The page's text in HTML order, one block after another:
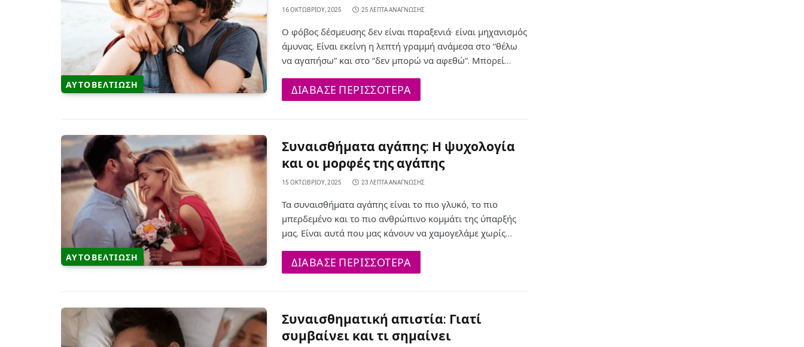
ΑΥΤΟΒΕΛΤΙΩΣΗ
16 ΟΚΤΩΒΡΊΟΥ, 2025 25 ΛΕΠΤΆ ΑΝΆΓΝΩΣΗΣ
Ο φόβος δέσμευσης δεν είναι παραξενιά· είναι μηχανισμός
άμυνας. Είναι εκείνη η λεπτή γραμμή ανάμεσα στο “θέλω
να αγαπήσω” και στο “δεν μπορώ να αφεθώ”. Μπορεί…
ΔΙΑΒΑΣΕ ΠΕΡΙΣΣΟΤΕΡΑ
ΑΥΤΟΒΕΛΤΙΩΣΗ
Συναισθήματα αγάπης: Η ψυχολογία
και οι μορφές της αγάπης
15 ΟΚΤΩΒΡΊΟΥ, 2025 23 ΛΕΠΤΆ ΑΝΆΓΝΩΣΗΣ
Τα συναισθήματα αγάπης είναι το πιο γλυκό, το πιο
μπερδεμένο και το πιο ανθρώπινο κομμάτι της ύπαρξής
μας. Είναι αυτά που μας κάνουν να χαμογελάμε χωρίς…
ΔΙΑΒΑΣΕ ΠΕΡΙΣΣΟΤΕΡΑ
Συναισθηματική απιστία: Γιατί
συμβαίνει και τι σημαίνει